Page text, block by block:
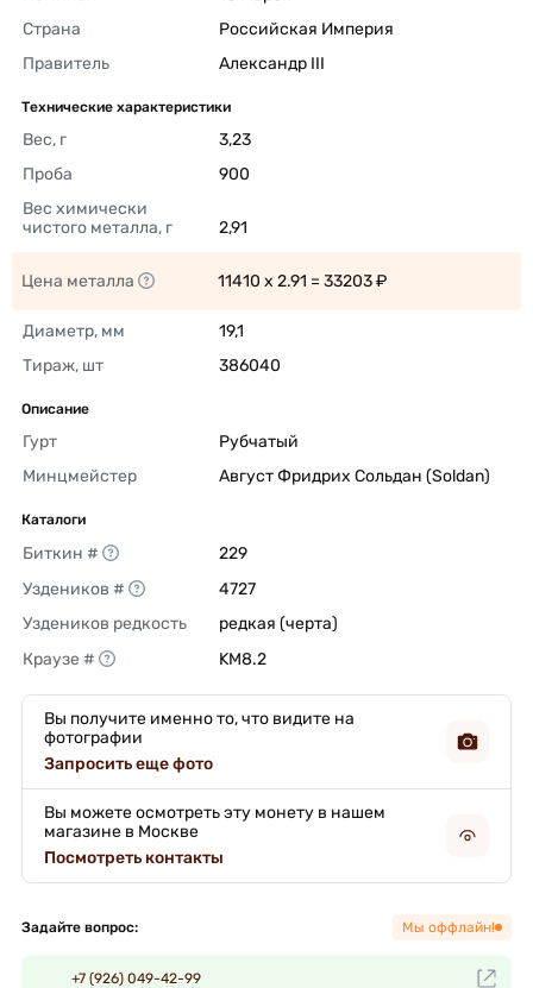
Страна
Российская Империя
Правитель
Александр III
Технические характеристики
Вес, г
3,23
Проба
900
Вес химически
чистого металла, г
2,91
Цена металла 11410 x 2.91 = 33203 ₽
Диаметр, мм
19,1
Тираж, шт
386040
Описание
Гурт
Рубчатый
Минцмейстер
Август Фридрих Сольдан (Soldan)
Каталоги
Биткин #
229
Уздеников #
4727
Уздеников редкость
редкая (черта)
Краузе #
KM8.2
Вы получите именно то, что видите на
фотографии
Запросить еще фото
Вы можете осмотреть эту монету в нашем
магазине в Москве
Посмотреть контакты
Задайте вопрос: Мы оффлайн!
+7 (926) 049-42-99